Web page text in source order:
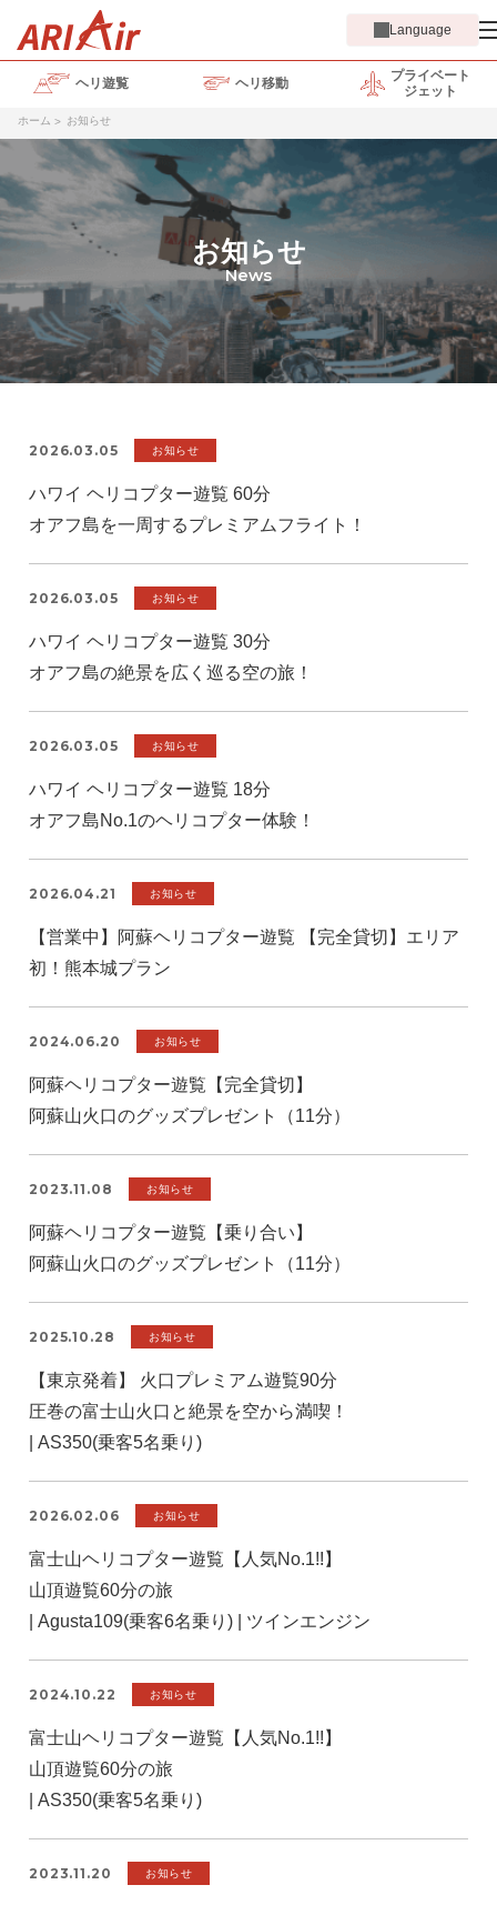
Language
ヘリ遊覧 ヘリ移動
プライベート
ジェット
ホーム お知らせ
お知らせ
News
2026.03.05 お知らせ
ハワイ ヘリコプター遊覧 60分
オアフ島を一周するプレミアムフライト！
2026.03.05 お知らせ
ハワイ ヘリコプター遊覧 30分
オアフ島の絶景を広く巡る空の旅！
2026.03.05 お知らせ
ハワイ ヘリコプター遊覧 18分
オアフ島No.1のヘリコプター体験！
2026.04.21 お知らせ
【営業中】阿蘇ヘリコプター遊覧 【完全貸切】エリア
初！熊本城プラン
2024.06.20 お知らせ
阿蘇ヘリコプター遊覧【完全貸切】
阿蘇山火口のグッズプレゼント（11分）
2023.11.08 お知らせ
阿蘇ヘリコプター遊覧【乗り合い】
阿蘇山火口のグッズプレゼント（11分）
2025.10.28 お知らせ
【東京発着】 火口プレミアム遊覧90分
圧巻の富士山火口と絶景を空から満喫！
| AS350(乗客5名乗り)
2026.02.06 お知らせ
富士山ヘリコプター遊覧【人気No.1!!】
山頂遊覧60分の旅
| Agusta109(乗客6名乗り) | ツインエンジン
2024.10.22 お知らせ
富士山ヘリコプター遊覧【人気No.1!!】
山頂遊覧60分の旅
| AS350(乗客5名乗り)
2023.11.20 お知らせ